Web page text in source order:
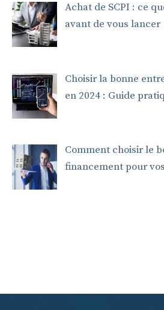
Achat de SCPI : ce
avant de vous lancer
Choisir la bonne
en 2024 : Guide
Comment choisir le
financement pour